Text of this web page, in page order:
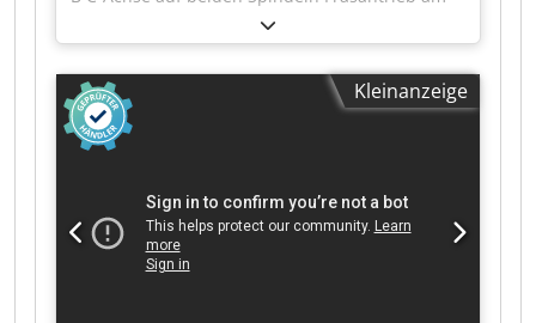
oberen Revolver Fräsantrieb am unteren
Revolver B-Achse am oberen Revolver +/- 91° Y-
Achse am oberen Revolver: +/- 40mm Y-Achse
am unteren Revolver: +/- 32,5mm
Dkedpfoztdaxsx Ai Ter Vergrößerte
Hauptspindel: A5 Stangendurchlass: 51 mm
Stangendurchlass: 51 mm Polygon Drehfunktion
Entladung mit Greiferhand auf dem oberen
Revolver intelligentes Handrad AME
Schrägbettfilteranlage 10- 70bar
Kleinanzeige